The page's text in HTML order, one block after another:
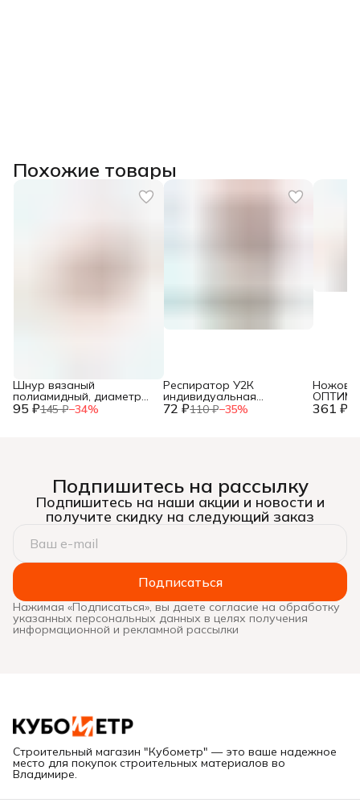
Похожие товары
95 ₽145 ₽−34%
Шнур вязаный
полиамидный, диаметр
5мм, длина 20м, (шт.) 72 ₽110 ₽−35%
Респиратор У2К
индивидуальная
упаковка, (шт.) 361 ₽
мм/ 7-
Подпишитесь на рассылку
Подпишитесь на наши акции и новости и
получите скидку на следующий заказ
Подписаться
Нажимая «Подписаться», вы даете согласие на обработку
указанных персональных данных в целях получения
информационной и рекламной рассылки
Строительный магазин "Кубометр" — это ваше надежное
место для покупок строительных материалов во
Владимире.